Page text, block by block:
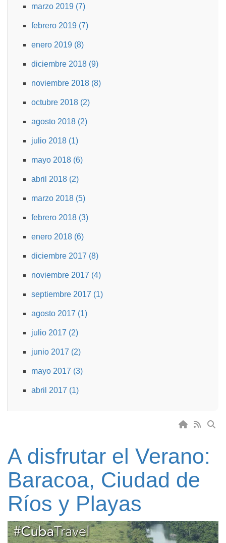
marzo 2019 (7)
febrero 2019 (7)
enero 2019 (8)
diciembre 2018 (9)
noviembre 2018 (8)
octubre 2018 (2)
agosto 2018 (2)
julio 2018 (1)
mayo 2018 (6)
abril 2018 (2)
marzo 2018 (5)
febrero 2018 (3)
enero 2018 (6)
diciembre 2017 (8)
noviembre 2017 (4)
septiembre 2017 (1)
agosto 2017 (1)
julio 2017 (2)
junio 2017 (2)
mayo 2017 (3)
abril 2017 (1)
A disfrutar el Verano:
Baracoa, Ciudad de
Ríos y Playas